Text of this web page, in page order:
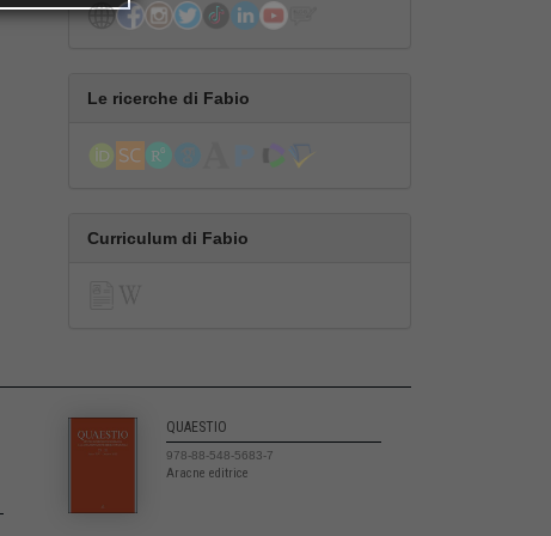
Le ricerche di Fabio
Curriculum di Fabio
QUAESTIO
978-88-548-5683-7
Aracne editrice